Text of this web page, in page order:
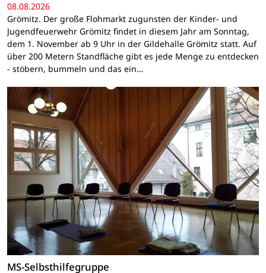
08.08.2026
Grömitz. Der große Flohmarkt zugunsten der Kinder- und
Jugendfeuerwehr Grömitz findet in diesem Jahr am Sonntag,
dem 1. November ab 9 Uhr in der Gildehalle Grömitz statt. Auf
über 200 Metern Standfläche gibt es jede Menge zu entdecken
- stöbern, bummeln und das ein…
MS-Selbsthilfegruppe